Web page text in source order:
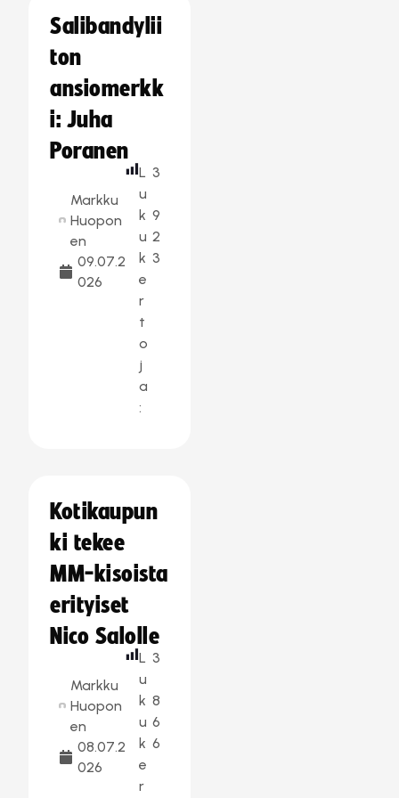
Salibandylii
ton
ansiomerkk
i: Juha
Poranen
Markku
Huopon
en
09.07.2
026
L
u
k
u
k
e
r
t
o
j
a
:
3
9
2
3
Kotikaupun
ki tekee
MM-kisoista
erityiset
Nico Salolle
Markku
Huopon
en
08.07.2
026
L
u
k
u
k
e
r
3
8
6
6